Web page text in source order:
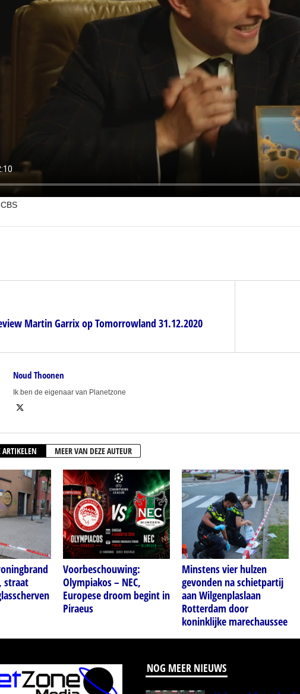
Martin Garrix op Tomorrowland 31.12.2020
Noud Thoonen
Ik ben de eigenaar van Planetzone
ARTIKELEN MEER VAN DEZE AUTEUR
straat
Voorbeschouwing:
Olympiakos – NEC,
Europese droom begint in
Piraeus
Minstens vier hulzen
gevonden na schietpartij
aan Wilgenplaslaan
Rotterdam door
koninklijke marechaussee
NOG MEER NIEUWS